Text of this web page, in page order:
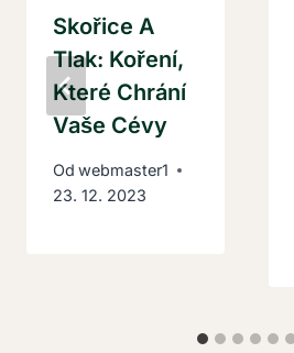
Skořice A
Tlak: Koření,
Které Chrání
Vaše Cévy
Od webmaster1
23. 12. 2023